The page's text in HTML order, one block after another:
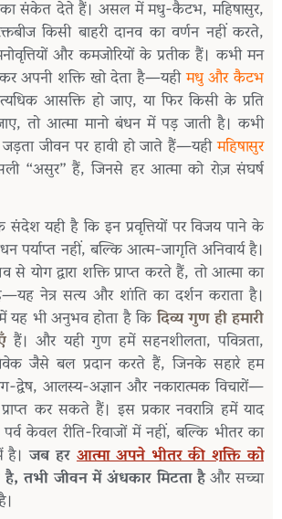
संकेत देते हैं। असल में मधु-कैटभ, महिषासुर,
किसी बाहरी दानव का वर्णन नहीं करते,
और कमजोरियों के प्रतीक हैं। कभी मन
अपनी शक्ति खो देता है—यहीमधु और कैटभ
आसक्ति हो जाए, या फिर किसी के प्रति
तो आत्मा मानो बंधन में पड़ जाती है। कभी
जीवन पर हावी हो जाते हैं—यहीमहिषासुर
“असुर” हैं, जिनसे हर आत्मा को रोज़ संघर्ष
संदेश यही है कि इन प्रवृत्तियों पर विजय पाने के
पर्याप्त नहीं, बल्कि आत्म-जागृति अनिवार्य है।
से योग द्वारा शक्ति प्राप्त करते हैं, तो आत्मा का
नेत्र सत्य और शांति का दर्शन कराता है।
यह भी अनुभव होता है किदिव्य गुण ही हमारी
हैं। और यही गुण हमें सहनशीलता, पवित्रता,
जैसे बल प्रदान करते हैं, जिनके सहारे हम
आलस्य-अज्ञान और नकारात्मक विचारों—
कर सकते हैं। इस प्रकार नवरात्रि हमें याद
केवल रीति-रिवाजों में नहीं, बल्कि भीतर का
है।जब हर आत्मा अपने भीतर की शक्ति को
है, तभी जीवन में अंधकार मिटता हैऔर सच्चा